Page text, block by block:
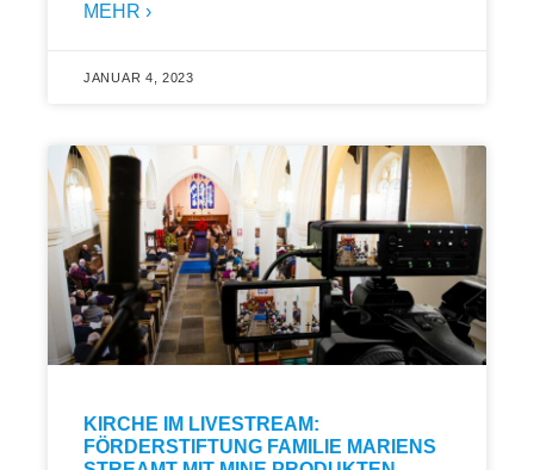
MEHR ›
JANUAR 4, 2023
KIRCHE IM LIVESTREAM:
FÖRDERSTIFTUNG FAMILIE MARIENS